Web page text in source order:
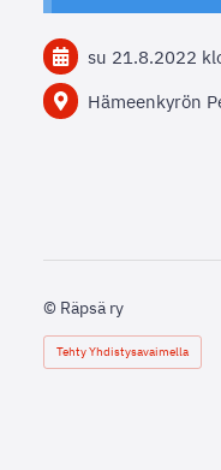
su 21.8.2022
Hämeenkyrön
© Räpsä ry
Tehty Yhdistysavaimella